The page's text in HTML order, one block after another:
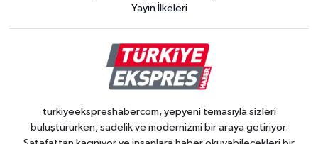
Yayın İlkeleri
turkiyeekspreshabercom, yepyeni temasıyla sizleri
buluştururken, sadelik ve modernizmi bir araya getiriyor.